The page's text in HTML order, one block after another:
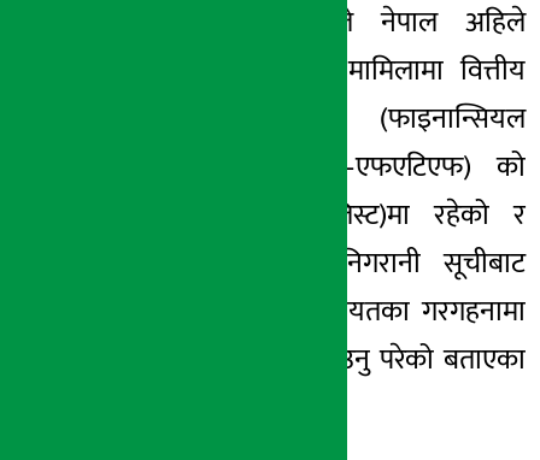
विष्णुप्रसाद पौडेलले नेपाल अहिले
सम्पत्ति शुद्धीकरण मामिलामा वित्तीय
कारबाही कार्यदल (फाइनान्सियल
एक्सन टाक्सफोर्स–एफएटिएफ) को
खैरो सूची (ग्रे लिस्ट)मा रहेको र
मुलुकलाई सघन निगरानी सूचीबाट
हटाउन सुनचाँदीलगायतका गरगहनामा
विलासिता कर लगाउनु परेको बताएका